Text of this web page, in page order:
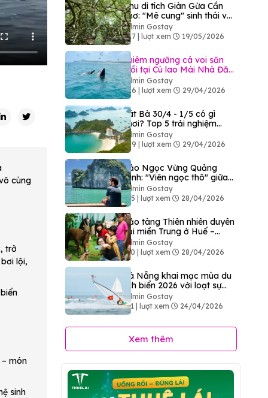
cùng
trở
lội,
món
sinh
Khu di tích Giàn Gừa Cần
Thơ: "Mê cung" sinh thái và
dấu ấn lịch sử hào hùng
Admin Gostay
407 | lượt xem
19/05/2026
Chiêm ngưỡng cá voi săn
mồi tại Cù lao Mái Nhà Đăk
Lăk
Admin Gostay
306 | lượt xem
29/04/2026
Cát Bà 30/4 - 1/5 có gì
chơi? Top 5 trải nghiệm
không thể bỏ lỡ tại "đảo
ngọc"
Admin Gostay
399 | lượt xem
29/04/2026
Đảo Ngọc Vừng Quảng
Ninh: "Viên ngọc thô" giữa
Vịnh Bái Tử Long
Admin Gostay
485 | lượt xem
28/04/2026
Bảo tàng Thiên nhiên duyên
hải miền Trung ở Huế –
Điểm đến khám phá thiên
nhiên độc đáo
Admin Gostay
410 | lượt xem
28/04/2026
Đà Nẵng khai mạc mùa du
lịch biển 2026 với loạt sự
kiện sôi động hút khách
Admin Gostay
411 | lượt xem
24/04/2026
Xem thêm